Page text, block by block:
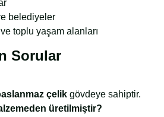
belediyeler
toplu yaşam alanları
Sorular
çelik gövdeye sahiptir.
üretilmiştir?